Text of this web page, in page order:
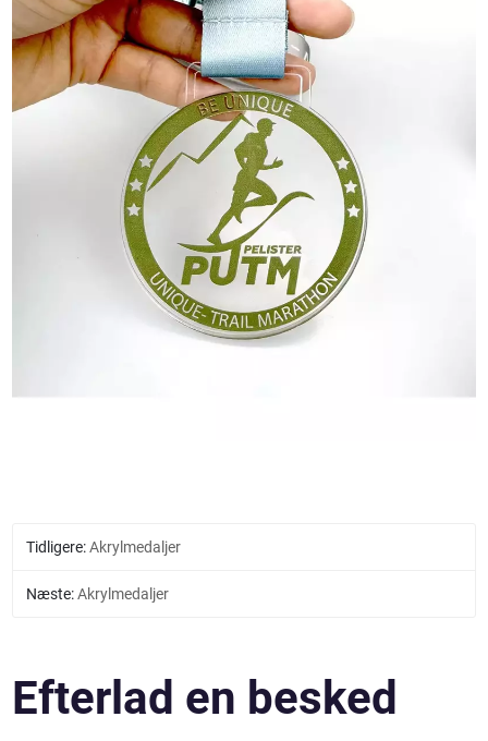
Tidligere:Akrylmedaljer
Næste:Akrylmedaljer
Efterlad en besked